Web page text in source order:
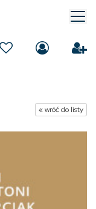
« wróć do listy